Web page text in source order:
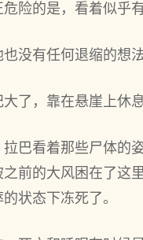
险的是，看着似乎
没有任何退缩的想法
了，靠在悬崖上休
拉巴看着那些尸体
前的大风困在了这
状态下冻死了。